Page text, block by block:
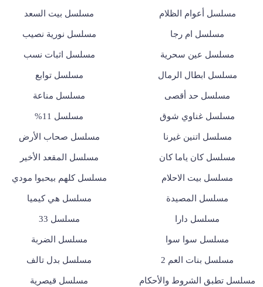
مسلسل أعوام الظلام مسلسل بيت السعد
مسلسل ام رجا مسلسل نورية نصيب
مسلسل عين سحرية مسلسل اثبات نسب
مسلسل ابطال الرمال مسلسل توابع
مسلسل حد أقصى مسلسل مناعة
مسلسل غناوي شوق مسلسل 11%
مسلسل اتنين غيرنا مسلسل صحاب الأرض
مسلسل كان ياما كان مسلسل المقعد الأخير
مسلسل بيت الاحلام مسلسل كلهم بيحبوا مودي
مسلسل المصيدة مسلسل هي كيميا
مسلسل دارا مسلسل 33
مسلسل سوا سوا مسلسل الضربة
مسلسل بنات العم 2 مسلسل بدل تالف
مسلسل تطبق الشروط والأحكام مسلسل قيصرية